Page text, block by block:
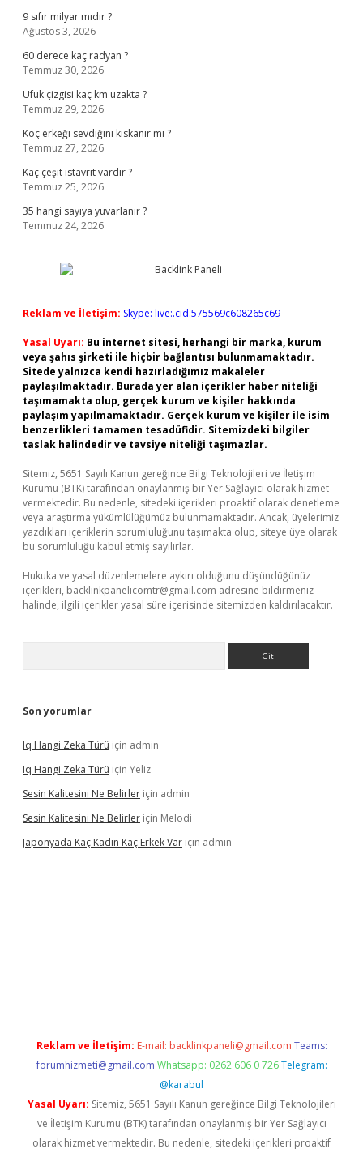
9 sıfır milyar mıdır ?
Ağustos 3, 2026
60 derece kaç radyan ?
Temmuz 30, 2026
Ufuk çizgisi kaç km uzakta ?
Temmuz 29, 2026
Koç erkeği sevdiğini kıskanır mı ?
Temmuz 27, 2026
Kaç çeşit istavrit vardır ?
Temmuz 25, 2026
35 hangi sayıya yuvarlanır ?
Temmuz 24, 2026
Reklam ve İletişim: Skype: live:.cid.575569c608265c69
Yasal Uyarı: Bu internet sitesi, herhangi bir marka, kurum
veya şahıs şirketi ile hiçbir bağlantısı bulunmamaktadır.
Sitede yalnızca kendi hazırladığımız makaleler
paylaşılmaktadır. Burada yer alan içerikler haber niteliği
taşımamakta olup, gerçek kurum ve kişiler hakkında
paylaşım yapılmamaktadır. Gerçek kurum ve kişiler ile isim
benzerlikleri tamamen tesadüfidir. Sitemizdeki bilgiler
taslak halindedir ve tavsiye niteliği taşımazlar.
Sitemiz, 5651 Sayılı Kanun gereğince Bilgi Teknolojileri ve İletişim
Kurumu (BTK) tarafından onaylanmış bir Yer Sağlayıcı olarak hizmet
vermektedir. Bu nedenle, sitedeki içerikleri proaktif olarak denetleme
veya araştırma yükümlülüğümüz bulunmamaktadır. Ancak, üyelerimiz
yazdıkları içeriklerin sorumluluğunu taşımakta olup, siteye üye olarak
bu sorumluluğu kabul etmiş sayılırlar.
Hukuka ve yasal düzenlemelere aykırı olduğunu düşündüğünüz
içerikleri, backlinkpanelicomtr@gmail.com adresine bildirmeniz
halinde, ilgili içerikler yasal süre içerisinde sitemizden kaldırılacaktır.
Son yorumlar
Iq Hangi Zeka Türü için admin
Iq Hangi Zeka Türü için Yeliz
Sesin Kalitesini Ne Belirler için admin
Sesin Kalitesini Ne Belirler için Melodi
Japonyada Kaç Kadın Kaç Erkek Var için admin
Reklam ve İletişim: E-mail: backlinkpaneli@gmail.com Teams:
forumhizmeti@gmail.com Whatsapp: 0262 606 0 726 Telegram:
@karabul
Yasal Uyarı: Sitemiz, 5651 Sayılı Kanun gereğince Bilgi Teknolojileri
ve İletişim Kurumu (BTK) tarafından onaylanmış bir Yer Sağlayıcı
olarak hizmet vermektedir. Bu nedenle, sitedeki içerikleri proaktif